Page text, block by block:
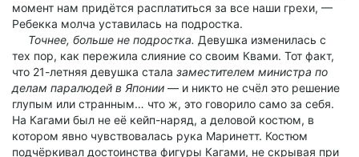
момент нам придётся расплатиться за все наши грехи, —
Ребекка молча уставилась на подростка.
Точнее, больше не подростка. Девушка изменилась с
тех пор, как пережила слияние со своим Квами. Тот факт,
что 21-летняя девушка стала заместителем министра по
делам паралюдей в Японии — и никто не счёл это решение
глупым или странным… что ж, это говорило само за себя.
На Кагами был не её кейп-наряд, а деловой костюм, в
котором явно чувствовалась рука Маринетт. Костюм
подчёркивал достоинства фигуры Кагами, не скрывая при